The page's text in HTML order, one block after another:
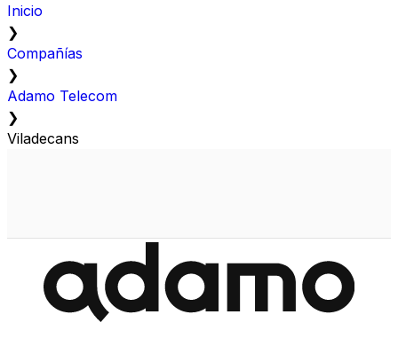
Inicio
❯
Compañías
❯
Adamo Telecom
❯
Viladecans